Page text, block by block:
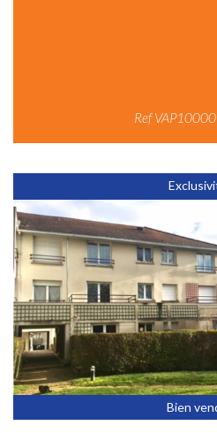
Ref
Bien